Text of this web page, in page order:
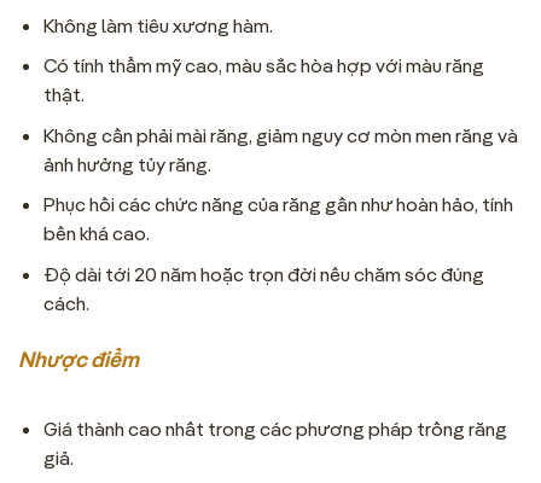
Không làm tiêu xương hàm.
Có tính thẩm mỹ cao, màu sắc hòa hợp với màu răng
thật.
Không cần phải mài răng, giảm nguy cơ mòn men răng và
ảnh hưởng tủy răng.
Phục hồi các chức năng của răng gần như hoàn hảo, tính
bền khá cao.
Độ dài tới 20 năm hoặc trọn đời nếu chăm sóc đúng
cách.
Nhược điểm
Giá thành cao nhất trong các phương pháp trồng răng
giả.